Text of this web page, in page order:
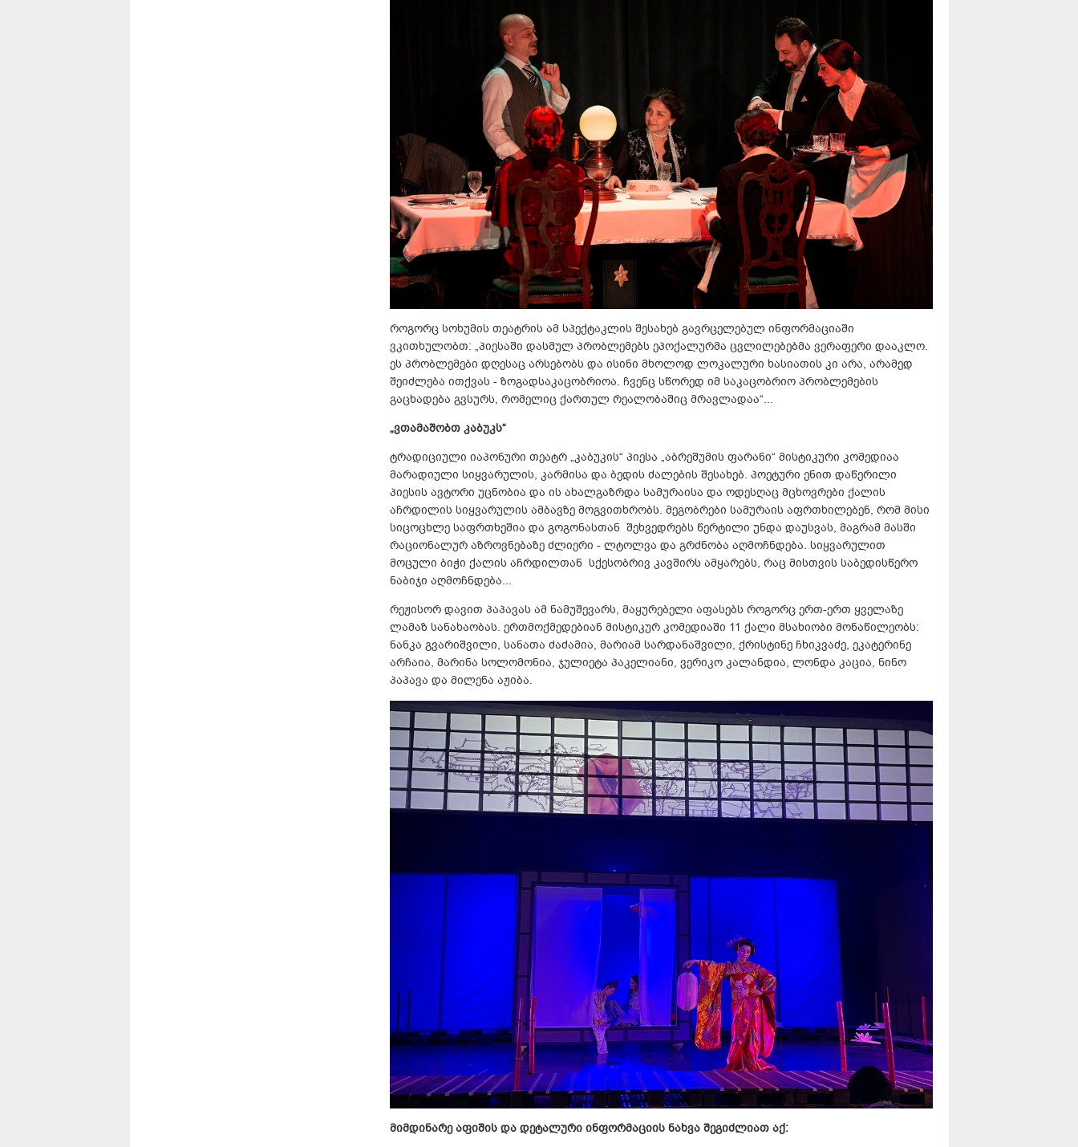
როგორც სოხუმის თეატრის ამ სპექტაკლის შესახებ გავრცელებულ ინფორმაციაში
ვკითხულობთ: „პიესაში დასმულ პრობლემებს ეპოქალურმა ცვლილებებმა ვერაფერი დააკლო.
ეს პრობლემები დღესაც არსებობს და ისინი მხოლოდ ლოკალური ხასიათის კი არა, არამედ
შეიძლება ითქვას - ზოგადსაკაცობრიოა. ჩვენც სწორედ იმ საკაცობრიო პრობლემების
გაცხადება გვსურს, რომელიც ქართულ რეალობაშიც მრავლადაა“...
„ვთამაშობთ კაბუკს“
ტრადიციული იაპონური თეატრ „კაბუკის“ პიესა „აბრეშუმის ფარანი“ მისტიკური კომედიაა
მარადიული სიყვარულის, კარმისა და ბედის ძალების შესახებ. პოეტური ენით დაწერილი
პიესის ავტორი უცნობია და ის ახალგაზრდა სამურაისა და ოდესღაც მცხოვრები ქალის
აჩრდილის სიყვარულის ამბავზე მოგვითხრობს. მეგობრები სამურაის აფრთხილებენ, რომ მისი
სიცოცხლე საფრთხეშია და გოგონასთან შეხვედრებს წერტილი უნდა დაუსვას, მაგრამ მასში
რაციონალურ აზროვნებაზე ძლიერი - ლტოლვა და გრძნობა აღმოჩნდება. სიყვარულით
მოცული ბიჭი ქალის აჩრდილთან სქესობრივ კავშირს ამყარებს, რაც მისთვის საბედისწერო
ნაბიჯი აღმოჩნდება...
რეჟისორ დავით პაპავას ამ ნამუშევარს, მაყურებელი აფასებს როგორც ერთ-ერთ ყველაზე
ლამაზ სანახაობას. ერთმოქმედებიან მისტიკურ კომედიაში 11 ქალი მსახიობი მონაწილეობს:
ნანკა გვარიშვილი, სანათა ძაძამია, მარიამ სარდანაშვილი, ქრისტინე ჩხიკვაძე, ეკატერინე
არჩაია, მარინა სოლომონია, ჯულიეტა პაკელიანი, ვერიკო კალანდია, ლონდა კაცია, ნინო
პაპავა და მილენა აჟიბა.
მიმდინარე აფიშის და დეტალური ინფორმაციის ნახვა შეგიძლიათ აქ: